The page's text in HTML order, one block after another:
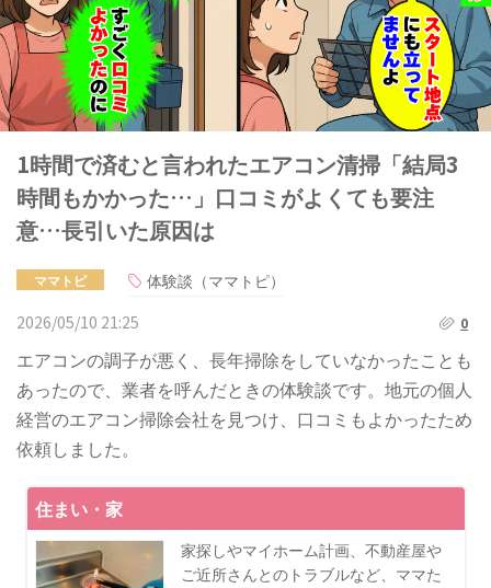
1時間で済むと言われたエアコン清掃「結局3
時間もかかった…」口コミがよくても要注
意…長引いた原因は
ママトピ
体験談（ママトピ）
2026/05/10 21:25
0
エアコンの調子が悪く、長年掃除をしていなかったことも
あったので、業者を呼んだときの体験談です。地元の個人
経営のエアコン掃除会社を見つけ、口コミもよかったため
依頼しました。
住まい・家
家探しやマイホーム計画、不動産屋や
ご近所さんとのトラブルなど、ママた